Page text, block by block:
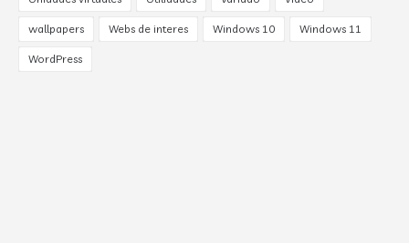
wallpapers Webs de interes Windows 10 Windows 11
WordPress